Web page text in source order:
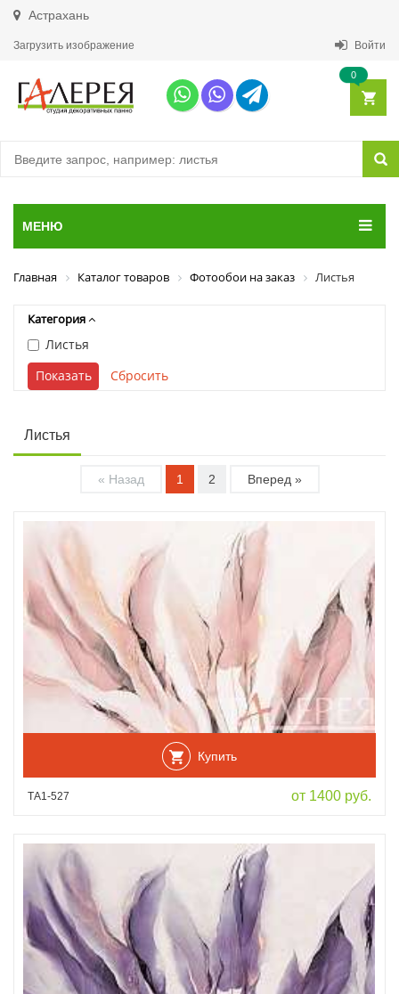
Астрахань
Загрузить изображение Войти
0
МЕНЮ
Главная Каталог товаров Фотообои на заказ Листья
Категория
Листья
Листья
« Назад 1 2 Вперед »
Купить
ТА1-527 от 1400 руб.